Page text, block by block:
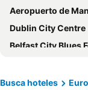
Aeropuerto de
Dublin City Centre
Belfast City Blues
Antique and
Busca hoteles